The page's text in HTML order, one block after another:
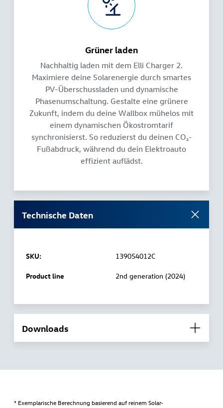
Grüner laden
Nachhaltig laden mit dem Elli Charger 2.
Maximiere deine Solarenergie durch smartes
PV-Überschussladen und dynamische
Phasenumschaltung. Gestalte eine grünere
Zukunft, indem du deine Wallbox mühelos mit
einem dynamischen Ökostromtarif
synchronisierst. So reduzierst du deinen CO₂-
Fußabdruck, während du dein Elektroauto
effizient auflädst.
Technische Daten
SKU: 139054012C
Product line 2nd generation (2024)
Downloads
* Exemplarische Berechnung basierend auf reinem Solar-